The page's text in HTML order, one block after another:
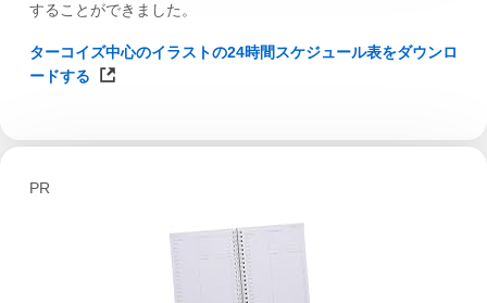
することができました。
ターコイズ中心のイラストの24時間スケジュール表をダウンロ
ードする
PR